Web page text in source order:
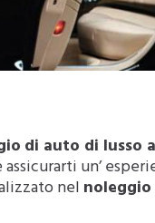
di auto di lusso
un’
nel